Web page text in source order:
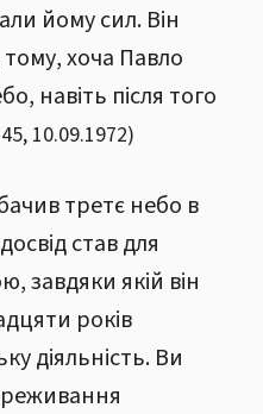
йому сил. Він
хоча Павло
навіть після того
45, 10.09.1972)
третє небо в
став для
завдяки якій він
років
діяльність. Ви